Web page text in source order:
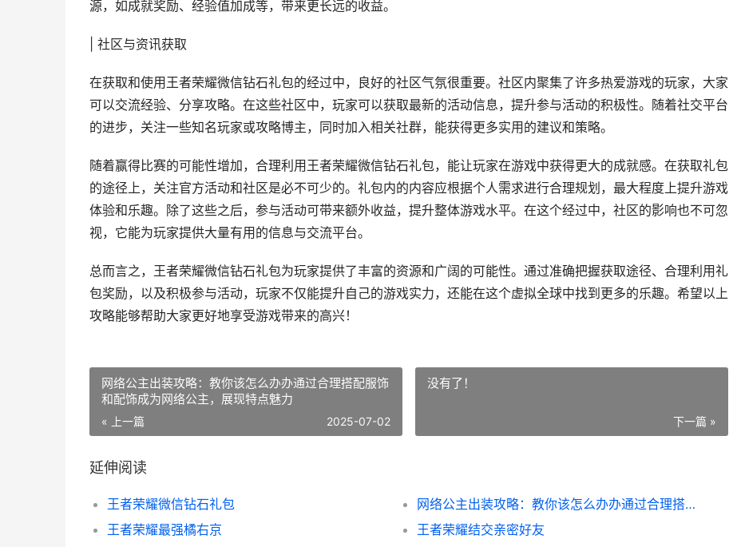
源，如成就奖励、经验值加成等，带来更长远的收益。
| 社区与资讯获取
在获取和使用王者荣耀微信钻石礼包的经过中，良好的社区气氛很重要。社区内聚集了许多热爱游戏的玩家，大家
可以交流经验、分享攻略。在这些社区中，玩家可以获取最新的活动信息，提升参与活动的积极性。随着社交平台
的进步，关注一些知名玩家或攻略博主，同时加入相关社群，能获得更多实用的建议和策略。
随着赢得比赛的可能性增加，合理利用王者荣耀微信钻石礼包，能让玩家在游戏中获得更大的成就感。在获取礼包
的途径上，关注官方活动和社区是必不可少的。礼包内的内容应根据个人需求进行合理规划，最大程度上提升游戏
体验和乐趣。除了这些之后，参与活动可带来额外收益，提升整体游戏水平。在这个经过中，社区的影响也不可忽
视，它能为玩家提供大量有用的信息与交流平台。
总而言之，王者荣耀微信钻石礼包为玩家提供了丰富的资源和广阔的可能性。通过准确把握获取途径、合理利用礼
包奖励，以及积极参与活动，玩家不仅能提升自己的游戏实力，还能在这个虚拟全球中找到更多的乐趣。希望以上
攻略能够帮助大家更好地享受游戏带来的高兴！
网络公主出装攻略：教你该怎么办办通过合理搭配服饰
和配饰成为网络公主，展现特点魅力
« 上一篇 2025-07-02
没有了！
下一篇 »
延伸阅读
王者荣耀微信钻石礼包
网络公主出装攻略：教你该怎么办办通过合理搭配服饰和配饰成为网络公主，展现特点魅力
王者荣耀最强橘右京
王者荣耀结交亲密好友